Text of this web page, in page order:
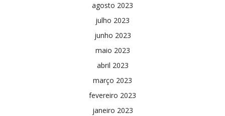
agosto 2023
julho 2023
junho 2023
maio 2023
abril 2023
março 2023
fevereiro 2023
janeiro 2023